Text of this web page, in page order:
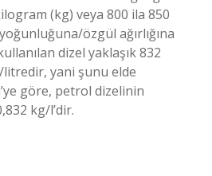
(kg) veya 800 ila 850
yoğunluğuna/özgül ağırlığına
dizel yaklaşık 832
yani şunu elde
göre, petrol dizelinin
kg/l’dir.